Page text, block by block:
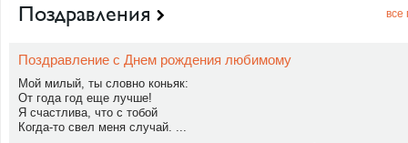
Поздравления все
Поздравление с Днем рождения любимому
Мой милый, ты словно коньяк:
От года год еще лучше!
Я счастлива, что с тобой
Когда-то свел меня случай. ...